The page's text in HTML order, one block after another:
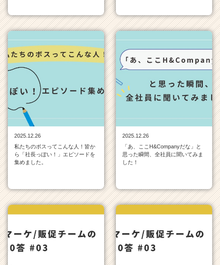
2025.12.26
私たちのボスってこんな人！皆か
ら「社長っぽい！」エピソードを
集めました。
2025.12.26
「あ、ここH&Companyだな」と
思った瞬間、全社員に聞いてみま
した！